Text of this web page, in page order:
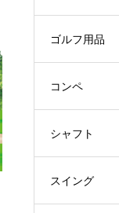
ゴルフ用品
コンペ
シャフト
スイング